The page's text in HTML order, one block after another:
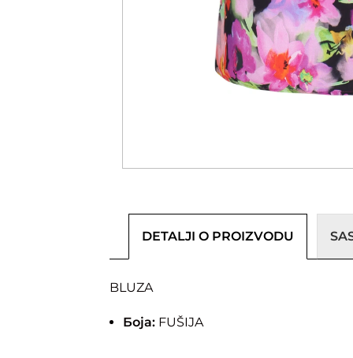
DETALJI O PROIZVODU
BLUZA
Боја: FUŠIJA